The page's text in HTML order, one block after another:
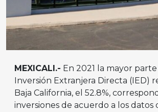
MEXICALI.- En 2021 la mayor
Inversión Extranjera Directa (IED)
Baja California, el 52.8%,
inversiones de acuerdo a los datos